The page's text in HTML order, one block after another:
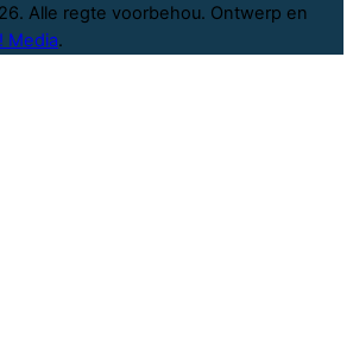
Alle regte voorbehou. Ontwerp en
Media.